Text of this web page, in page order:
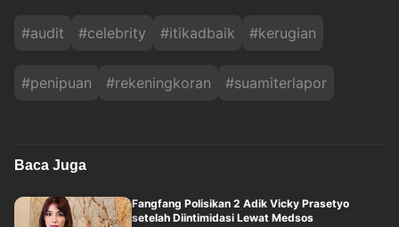
#audit #celebrity #itikadbaik #kerugian
#penipuan #rekeningkoran #suamiterlapor
Baca Juga
Fangfang Polisikan 2 Adik Vicky Prasetyo
setelah Diintimidasi Lewat Medsos